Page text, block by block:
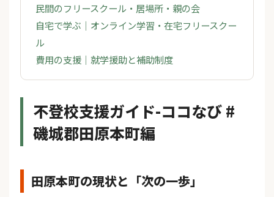
民間のフリースクール・居場所・親の会
自宅で学ぶ｜オンライン学習・在宅フリースクー
ル
費用の支援｜就学援助と補助制度
不登校支援ガイド-ココなび #
磯城郡田原本町編
田原本町の現状と「次の一歩」